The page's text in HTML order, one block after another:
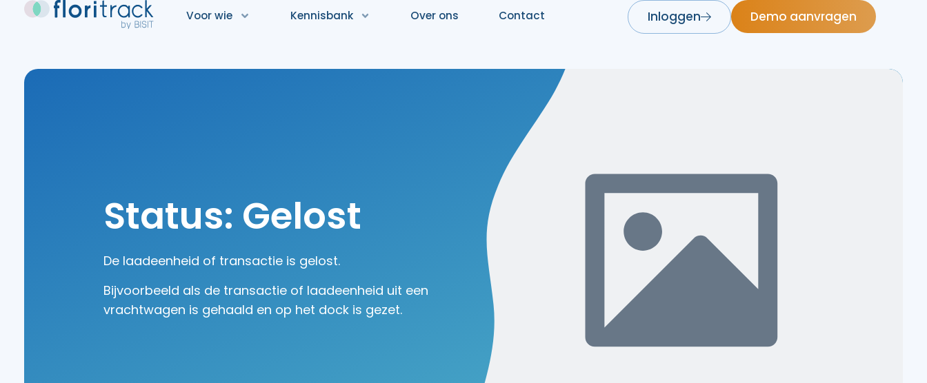
Voor wie Kennisbank Over ons Contact Inloggen Demo aanvragen
Status: Gelost
De laadeenheid of transactie is gelost.
Bijvoorbeeld als de transactie of laadeenheid uit een
vrachtwagen is gehaald en op het dock is gezet.